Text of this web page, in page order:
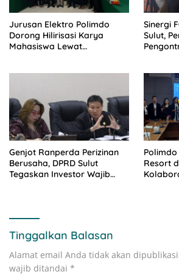
Jurusan Elektro Polimdo
Dorong Hilirisasi Karya
Mahasiswa Lewat
Sinergi
Sulut,
Genjot Ranperda Perizinan
Berusaha, DPRD Sulut
Tegaskan Investor Wajib
Resort
Tinggalkan Balasan
Alamat email Anda tidak akan
wajib ditandai *